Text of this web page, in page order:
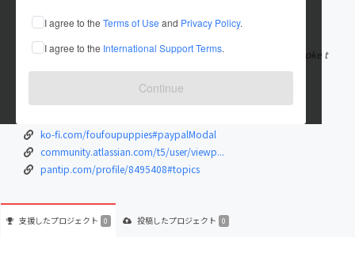
I agree to the Terms of Use and Privacy Policy.
I agree to the International Support Terms.
Continue
在住国：日本
出身国：日本
FoufouPuppies is a charming and playful term that seems to evoke t
he image of adorable, en もっと見る
ko-fi.com/foufoupuppies#paypalModal
community.atlassian.com/t5/user/viewp...
pantip.com/profile/8495408#topics
支援したプロジェクト 0 投稿したプロジェクト 0